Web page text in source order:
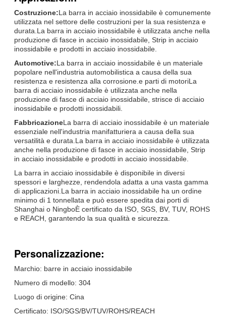
Costruzione:La barra in acciaio inossidabile è comunemente
utilizzata nel settore delle costruzioni per la sua resistenza e
durata.La barra in acciaio inossidabile è utilizzata anche nella
produzione di fasce in acciaio inossidabile, Strip in acciaio
inossidabile e prodotti in acciaio inossidabile.
Automotive:La barra in acciaio inossidabile è un materiale
popolare nell'industria automobilistica a causa della sua
resistenza e resistenza alla corrosione.e parti di motoriLa
barra di acciaio inossidabile è utilizzata anche nella
produzione di fasce di acciaio inossidabile, strisce di acciaio
inossidabile e prodotti inossidabili.
FabbricazioneLa barra di acciaio inossidabile è un materiale
essenziale nell'industria manifatturiera a causa della sua
versatilità e durata.La barra in acciaio inossidabile è utilizzata
anche nella produzione di fasce in acciaio inossidabile, Strip
in acciaio inossidabile e prodotti in acciaio inossidabile.
La barra in acciaio inossidabile è disponibile in diversi
spessori e larghezze, rendendola adatta a una vasta gamma
di applicazioni.La barra in acciaio inossidabile ha un ordine
minimo di 1 tonnellata e può essere spedita dai porti di
Shanghai o NingboÈ certificato da ISO, SGS, BV, TUV, ROHS
e REACH, garantendo la sua qualità e sicurezza.
Personalizzazione:
Marchio: barre in acciaio inossidabile
Numero di modello: 304
Luogo di origine: Cina
Certificato: ISO/SGS/BV/TUV/ROHS/REACH